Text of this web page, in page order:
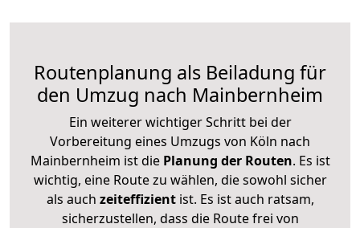
Routenplanung als Beiladung für
den Umzug nach Mainbernheim
Ein weiterer wichtiger Schritt bei der
Vorbereitung eines Umzugs von Köln nach
Mainbernheim ist diePlanung der Routen. Es ist
wichtig, eine Route zu wählen, die sowohl sicher
als auch zeiteffizientist. Es ist auch ratsam,
sicherzustellen, dass die Route frei von